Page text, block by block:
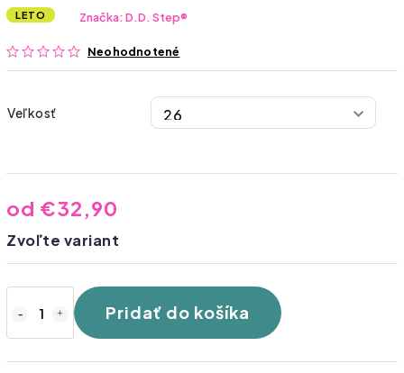
LETO
Neohodnotené
Značka:D.D. Step®
Veľkosť
od €32,90
Zvoľte variant
Pridať do košíka